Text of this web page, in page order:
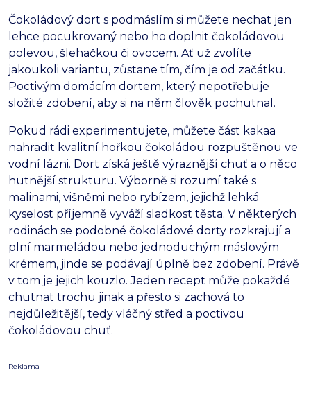
Čokoládový dort s podmáslím si můžete nechat jen
lehce pocukrovaný nebo ho doplnit čokoládovou
polevou, šlehačkou či ovocem. Ať už zvolíte
jakoukoli variantu, zůstane tím, čím je od začátku.
Poctivým domácím dortem, který nepotřebuje
složité zdobení, aby si na něm člověk pochutnal.
Pokud rádi experimentujete, můžete část kakaa
nahradit kvalitní hořkou čokoládou rozpuštěnou ve
vodní lázni. Dort získá ještě výraznější chuť a o něco
hutnější strukturu. Výborně si rozumí také s
malinami, višněmi nebo rybízem, jejichž lehká
kyselost příjemně vyváží sladkost těsta. V některých
rodinách se podobné čokoládové dorty rozkrajují a
plní marmeládou nebo jednoduchým máslovým
krémem, jinde se podávají úplně bez zdobení. Právě
v tom je jejich kouzlo. Jeden recept může pokaždé
chutnat trochu jinak a přesto si zachová to
nejdůležitější, tedy vláčný střed a poctivou
čokoládovou chuť.
Reklama